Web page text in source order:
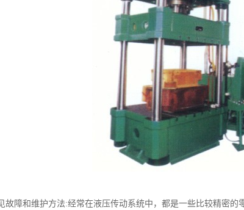
故障和维护方法:经常在液压传动系统中，都是一些比较精密